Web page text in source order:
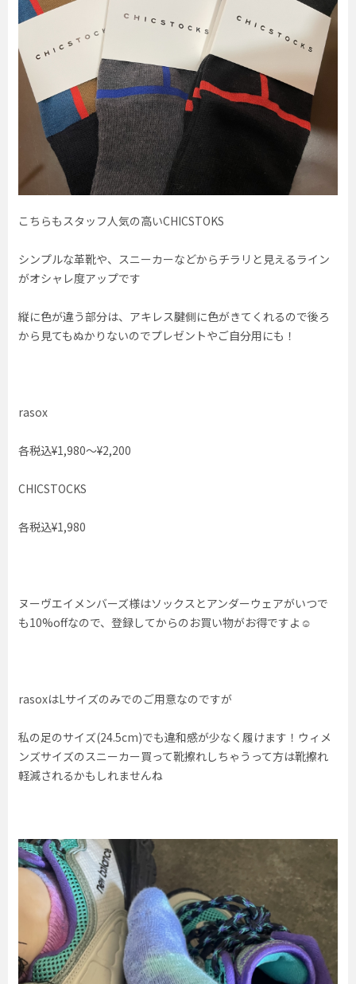
こちらもスタッフ人気の高いCHICSTOKS
シンプルな革靴や、スニーカーなどからチラリと見えるライン
がオシャレ度アップです
縦に色が違う部分は、アキレス腱側に色がきてくれるので後ろ
から見てもぬかりないのでプレゼントやご自分用にも！
rasox
各税込¥1,980〜¥2,200
CHICSTOCKS
各税込¥1,980
ヌーヴエイメンバーズ様はソックスとアンダーウェアがいつで
も10%offなので、登録してからのお買い物がお得ですよ☺︎
rasoxはLサイズのみでのご用意なのですが
私の足のサイズ(24.5cm)でも違和感が少なく履けます！ウィメ
ンズサイズのスニーカー買って靴擦れしちゃうって方は靴擦れ
軽減されるかもしれませんね